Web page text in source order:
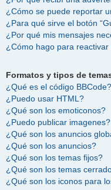
¿Cómo se puede reportar
¿Para qué sirve el botón
¿Por qué mis mensajes
¿Cómo hago para reactivar
Formatos y tipos de
¿Qué es el código BBCode?
¿Puedo usar HTML?
¿Qué son los emoticonos?
¿Puedo publicar imagenes?
¿Qué son los anuncios
¿Qué son los anuncios?
¿Qué son los temas fijos?
¿Qué son los temas
¿Qué son los iconos para